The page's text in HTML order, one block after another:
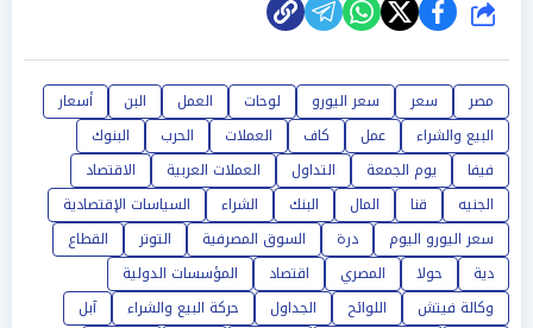
شارك
مصر سعر سعر اليورو لوحات العمل البن
أسعار
البيع والشراء
عمل كاف العملات الحرب
البنوك
فيفا
يوم الجمعة التداول العملات العربية
الاقتصاد
الجنيه
قنا المال البنك الشراء
السياسات الإقتصادية
سعر اليورو اليوم
درة السوق المصرفية التوتر
القطاع
دية
حولا المصري اقتصاد
المؤسسات الدولية
وكالة فيتش
اللوائح الجداول حركة البيع والشراء
آبل